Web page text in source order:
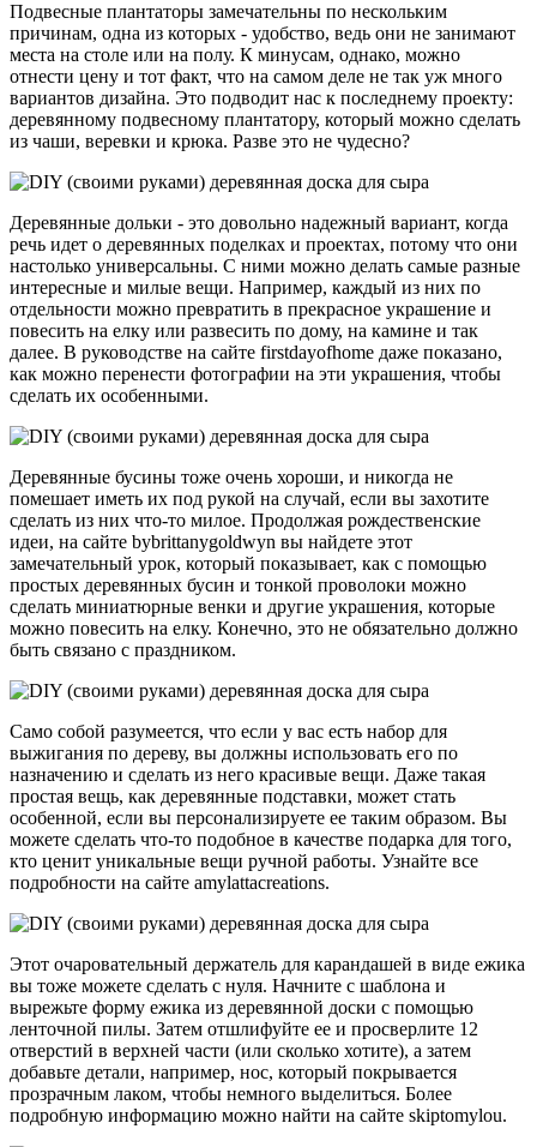
Подвесные плантаторы замечательны по нескольким
причинам, одна из которых - удобство, ведь они не занимают
места на столе или на полу. К минусам, однако, можно
отнести цену и тот факт, что на самом деле не так уж много
вариантов дизайна. Это подводит нас к последнему проекту:
деревянному подвесному плантатору, который можно сделать
из чаши, веревки и крюка. Разве это не чудесно?
Деревянные дольки - это довольно надежный вариант, когда
речь идет о деревянных поделках и проектах, потому что они
настолько универсальны. С ними можно делать самые разные
интересные и милые вещи. Например, каждый из них по
отдельности можно превратить в прекрасное украшение и
повесить на елку или развесить по дому, на камине и так
далее. В руководстве на сайте firstdayofhome даже показано,
как можно перенести фотографии на эти украшения, чтобы
сделать их особенными.
Деревянные бусины тоже очень хороши, и никогда не
помешает иметь их под рукой на случай, если вы захотите
сделать из них что-то милое. Продолжая рождественские
идеи, на сайте bybrittanygoldwyn вы найдете этот
замечательный урок, который показывает, как с помощью
простых деревянных бусин и тонкой проволоки можно
сделать миниатюрные венки и другие украшения, которые
можно повесить на елку. Конечно, это не обязательно должно
быть связано с праздником.
Само собой разумеется, что если у вас есть набор для
выжигания по дереву, вы должны использовать его по
назначению и сделать из него красивые вещи. Даже такая
простая вещь, как деревянные подставки, может стать
особенной, если вы персонализируете ее таким образом. Вы
можете сделать что-то подобное в качестве подарка для того,
кто ценит уникальные вещи ручной работы. Узнайте все
подробности на сайте amylattacreations.
Этот очаровательный держатель для карандашей в виде ежика
вы тоже можете сделать с нуля. Начните с шаблона и
вырежьте форму ежика из деревянной доски с помощью
ленточной пилы. Затем отшлифуйте ее и просверлите 12
отверстий в верхней части (или сколько хотите), а затем
добавьте детали, например, нос, который покрывается
прозрачным лаком, чтобы немного выделиться. Более
подробную информацию можно найти на сайте skiptomylou.